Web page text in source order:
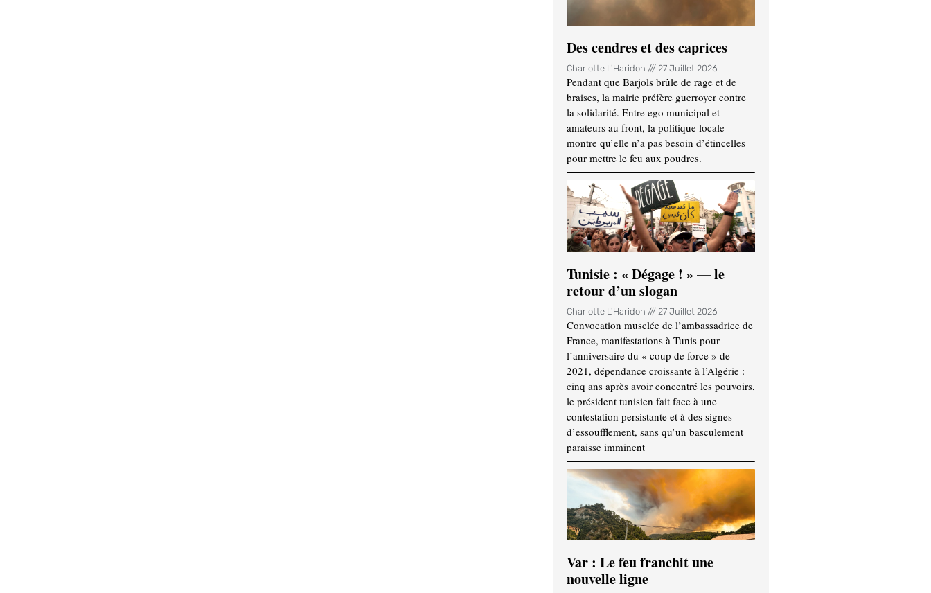
Des cendres et des caprices
Charlotte L'Haridon 27 Juillet 2026
Pendant que Barjols brûle de rage et de
braises, la mairie préfère guerroyer contre
la solidarité. Entre ego municipal et
amateurs au front, la politique locale
montre qu’elle n’a pas besoin d’étincelles
pour mettre le feu aux poudres.
Tunisie : « Dégage ! » — le
retour d’un slogan
Charlotte L'Haridon 27 Juillet 2026
Convocation musclée de l’ambassadrice de
France, manifestations à Tunis pour
l’anniversaire du « coup de force » de
2021, dépendance croissante à l’Algérie :
cinq ans après avoir concentré les pouvoirs,
le président tunisien fait face à une
contestation persistante et à des signes
d’essoufflement, sans qu’un basculement
paraisse imminent
Var : Le feu franchit une
nouvelle ligne